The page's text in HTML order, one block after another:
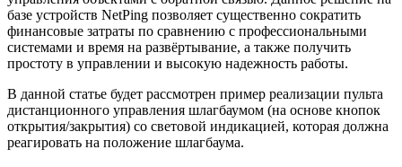
базе устройств NetPing позволяет существенно сократить
финансовые затраты по сравнению с профессиональными
системами и время на развёртывание, а также получить
простоту в управлении и высокую надежность работы.
В данной статье будет рассмотрен пример реализации пульта
дистанционного управления шлагбаумом (на основе кнопок
открытия/закрытия) со световой индикацией, которая должна
реагировать на положение шлагбаума.